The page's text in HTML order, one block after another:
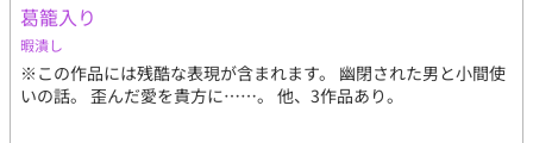
葛籠入り
暇潰し
※この作品には残酷な表現が含まれます。 幽閉された男と小間使
いの話。 歪んだ愛を貴方に……。 他、3作品あり。